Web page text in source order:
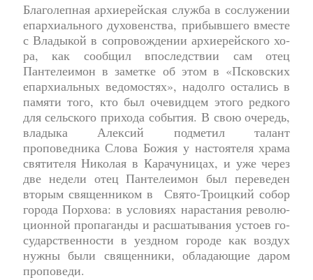
Бла­го­леп­ная ар­хи­ерей­ская служ­ба в со­слу­же­нии
епар­хи­аль­но­го ду­хо­вен­ства, при­быв­ше­го вме­сте
с Вла­ды­кой в со­про­вож­де­нии ар­хи­ерей­ско­го хо­
ра, как со­об­щил впо­след­ствии сам отец
Пантелеи­мон в за­мет­ке об этом в «Псков­ских
епар­хи­аль­ных ве­до­мо­стях», на­дол­го оста­лись в
па­мя­ти то­го, кто был оче­вид­цем это­го ред­ко­го
для сель­ско­го при­хо­да со­бы­тия. В свою очередь,
владыка Алексий подметил талант
проповедника Слова Божия у настоятеля храма
святителя Николая в Карачуницах, и уже через
две недели отец Пантелеи­мон был пе­ре­ве­ден
вторым священником в Свя­то-Тро­иц­кий со­бор
го­рода Пор­хова: в усло­ви­ях на­рас­та­ния ре­во­лю­
ци­он­ной про­па­ган­ды и рас­ша­ты­ва­ния усто­ев го­
судар­ствен­но­сти в уезд­ном го­ро­де как воз­дух
нуж­ны бы­ли свя­щен­ни­ки, обладающие да­ром
про­по­ве­ди.